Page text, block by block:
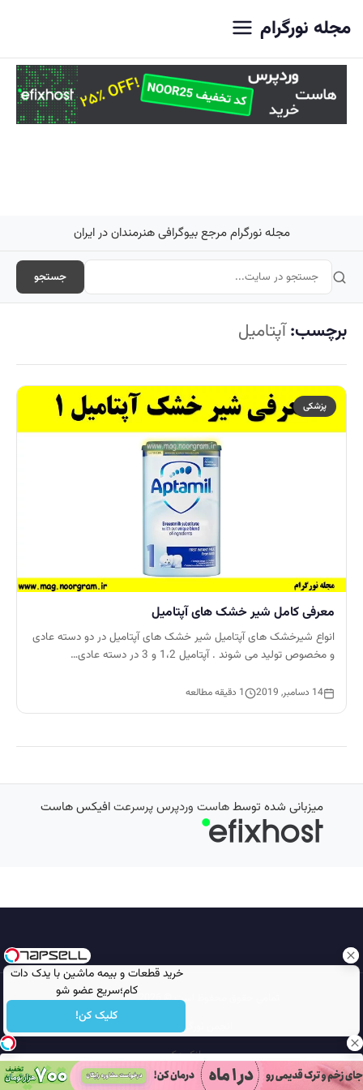
خرید قطعات و بیمه ماشین با یدک دات
کام؛سریع عضو شو
کلیک کن!
مجله نورگرام
مجله نورگرام مرجع بیوگرافی هنرمندان در ایران
جستجو
برچسب:آپتامیل
پزشکی
معرفی کامل شیر خشک های آپتامیل
انواع شیرخشک های آپتامیل شیر خشک های آپتامیل در دو دسته عادی
و مخصوص تولید می شوند . آپتامیل 1،2 و 3 در دسته عادی…
14 دسامبر, 2019 1 دقیقه مطالعه
میزبانی شده توسطهاست وردپرس پرسرعتافیکس هاست
تمامی حقوق محفوظ است © 2026
مجله نورگرام
انجمن نورگرام
بانک عکس
سایت هم معنی